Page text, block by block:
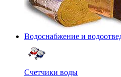
Водоснабжение и
Счетчики воды